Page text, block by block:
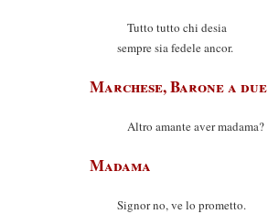
Tutto tutto chi desia
sempre sia fedele ancor.
Marchese, Barone a due
Altro amante aver madama?
Madama
Signor no, ve lo prometto.